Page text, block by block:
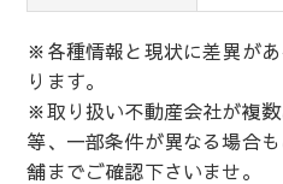
※各種情報と現状に差異が
ります。
※取り扱い不動産会社が複
等、一部条件が異なる場合
舗までご確認下さいませ。